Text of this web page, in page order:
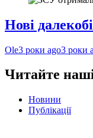
Нові
Ole3 роки ago3 роки
Читайте
Новини
Публікації